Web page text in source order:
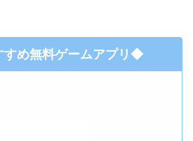
め無料ゲームアプリ◆